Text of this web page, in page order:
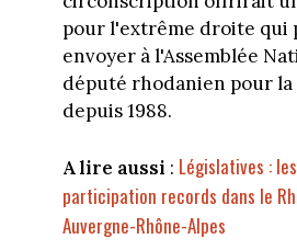
pour l'extrême droite qui
envoyer à l'Assemblée
député rhodanien pour
depuis 1988.
A lire aussi : Législatives :
participation records dans le
Auvergne-Rhône-Alpes